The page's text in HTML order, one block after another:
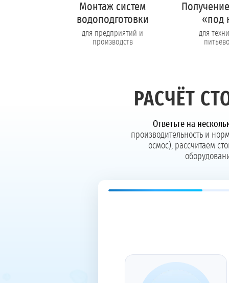
Монтаж систем
водоподготовки
для предприятий и
производств
«под
для
РАСЧЁТ
Ответьте на
производительность и
осмос), рассчитаем